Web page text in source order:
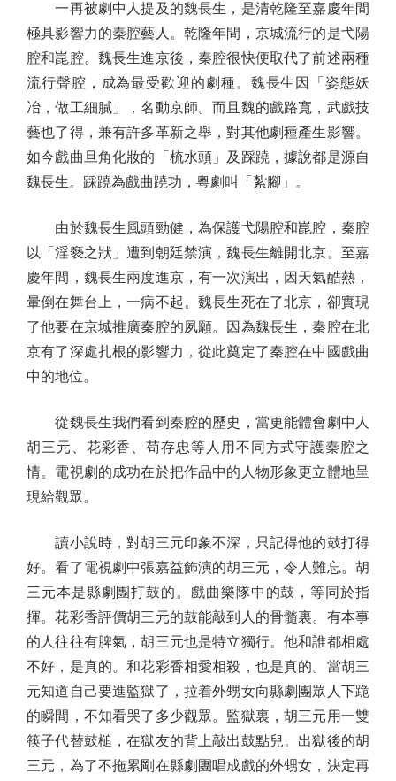
一再被劇中人提及的魏長生，是清乾隆至嘉慶年間
極具影響力的秦腔藝人。乾隆年間，京城流行的是弋陽
腔和崑腔。魏長生進京後，秦腔很快便取代了前述兩種
流行聲腔，成為最受歡迎的劇種。魏長生因「姿態妖
冶，做工細膩」，名動京師。而且魏的戲路寬，武戲技
藝也了得，兼有許多革新之舉，對其他劇種產生影響。
如今戲曲旦角化妝的「梳水頭」及踩蹺，據說都是源自
魏長生。踩蹺為戲曲蹺功，粵劇叫「紮腳」。
由於魏長生風頭勁健，為保護弋陽腔和崑腔，秦腔
以「淫褻之狀」遭到朝廷禁演，魏長生離開北京。至嘉
慶年間，魏長生兩度進京，有一次演出，因天氣酷熱，
暈倒在舞台上，一病不起。魏長生死在了北京，卻實現
了他要在京城推廣秦腔的夙願。因為魏長生，秦腔在北
京有了深處扎根的影響力，從此奠定了秦腔在中國戲曲
中的地位。
從魏長生我們看到秦腔的歷史，當更能體會劇中人
胡三元、花彩香、苟存忠等人用不同方式守護秦腔之
情。電視劇的成功在於把作品中的人物形象更立體地呈
現給觀眾。
讀小說時，對胡三元印象不深，只記得他的鼓打得
好。看了電視劇中張嘉益飾演的胡三元，令人難忘。胡
三元本是縣劇團打鼓的。戲曲樂隊中的鼓，等同於指
揮。花彩香評價胡三元的鼓能敲到人的骨髓裏。有本事
的人往往有脾氣，胡三元也是特立獨行。他和誰都相處
不好，是真的。和花彩香相愛相殺，也是真的。當胡三
元知道自己要進監獄了，拉着外甥女向縣劇團眾人下跪
的瞬間，不知看哭了多少觀眾。監獄裏，胡三元用一雙
筷子代替鼓槌，在獄友的背上敲出鼓點兒。出獄後的胡
三元，為了不拖累剛在縣劇團唱成戲的外甥女，決定再